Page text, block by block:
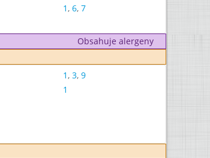
1, 6, 7
Obsahuje alergeny
1, 3, 9
1